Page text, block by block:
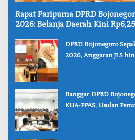
‎Rapat Paripurna DPRD
2026: Belanja Daerah Kini
‎DPRD Bojonegoro
2026, Anggaran JLS
‎Banggar DPRD
KUA-PPAS, Usulan